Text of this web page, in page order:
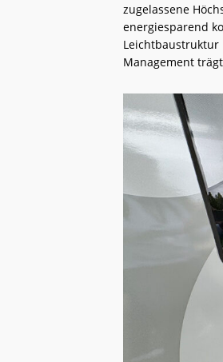
zugelassene
energiesparend
Leichtbaustruktur
Management